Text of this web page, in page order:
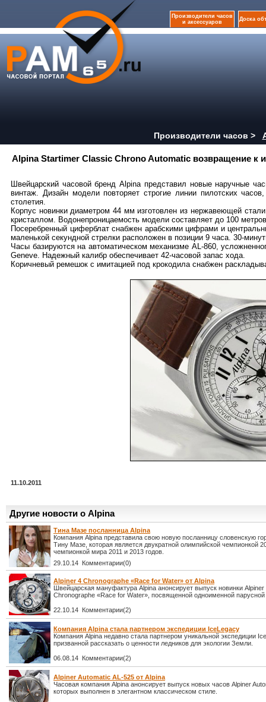
Производители часов
и аксессуаров
Доска
Производители часов >
Alpina Startimer Classic Chrono Automatic возвращение к
Швейцарский часовой бренд Alpina представил новые наручные
винтаж. Дизайн модели повторяет строгие линии пилотских
столетия.
Корпус новинки диаметром 44 мм изготовлен из нержавеющей
кристаллом. Водонепроницаемость модели составляет до 100
Посеребренный циферблат снабжен арабскими цифрами и
маленькой секундной стрелки расположен в позиции 9 часа. 30-
Часы базируются на автоматическом механизме AL-860,
Geneve. Надежный калибр обеспечивает 42-часовой запас хода.
Коричневый ремешок с имитацией под крокодила снабжен
11.10.2011
Другие новости о Alpina
Тина Мазе посланница Alpina
Компания Alpina представила свою новую посланницу словенскую
Тину Мазе, которая является двукратной олимпийской чемпионкой
чемпионкой мира 2011 и 2013 годов.
29.10.14 Комментарии(0)
Alpiner 4 Chronographe «Race for Water» от Alpina
Швейцарская мануфактура Alpina анонсирует выпуск новинки Alpiner
Chronographe «Race for Water», посвященной одноименной парусной
22.10.14 Комментарии(2)
Компания Alpina стала партнером экспедиции IceLegacy
Компания Alpina недавно стала партнером уникальной экспедиции
призванной рассказать о ценности ледников для экологии Земли.
06.08.14 Комментарии(2)
Alpiner Automatic AL-525 от Alpina
Часовая компания Alpina анонсирует выпуск новых часов Alpiner
которых выполнен в элегантном классическом стиле.